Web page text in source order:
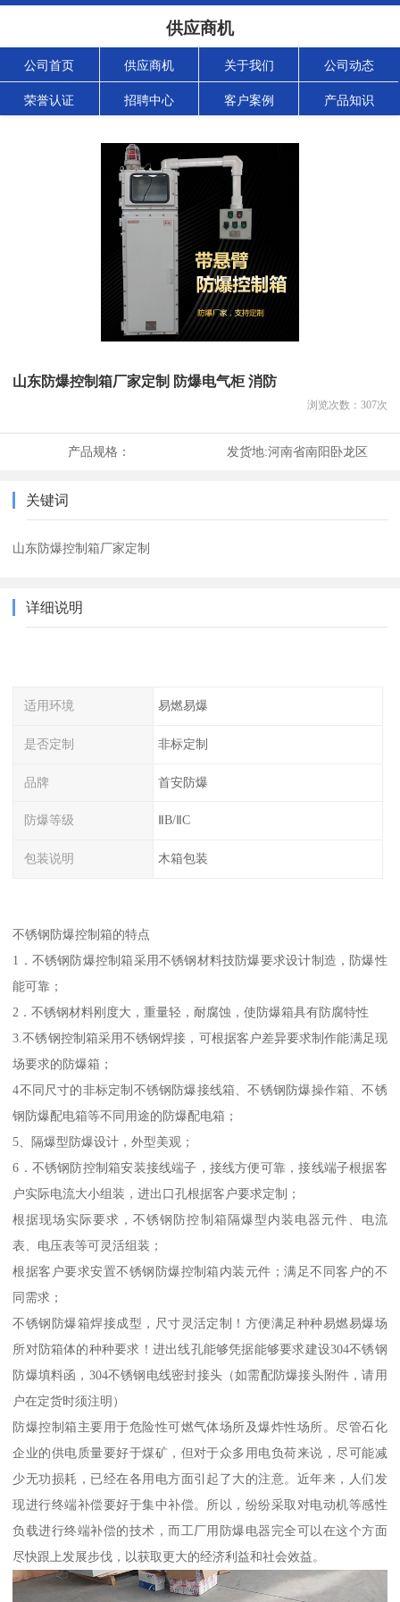
供应商机
公司首页 供应商机 关于我们 公司动态
荣誉认证 招聘中心 客户案例 产品知识
山东防爆控制箱厂家定制 防爆电气柜 消防
浏览次数： 307次
产品规格： 发货地:河南省南阳卧龙区
关键词
山东防爆控制箱厂家定制
详细说明
适用环境 易燃易爆
是否定制 非标定制
品牌 首安防爆
防爆等级 ⅡB/ⅡC
包装说明 木箱包装
不锈钢防爆控制箱的特点
1．不锈钢防爆控制箱采用不锈钢材料技防爆要求设计制造，防爆性
能可靠；
2．不锈钢材料刚度大，重量轻，耐腐蚀，使防爆箱具有防腐特性
3.不锈钢控制箱采用不锈钢焊接，可根据客户差异要求制作能满足现
场要求的防爆箱；
4不同尺寸的非标定制不锈钢防爆接线箱、不锈钢防爆操作箱、不锈
钢防爆配电箱等不同用途的防爆配电箱；
5、隔爆型防爆设计，外型美观；
6．不锈钢防控制箱安装接线端子，接线方便可靠，接线端子根据客
户实际电流大小组装，进出口孔根据客户要求定制；
根据现场实际要求，不锈钢防控制箱隔爆型内装电器元件、电流
表、电压表等可灵活组装；
根据客户要求安置不锈钢防爆控制箱内装元件；满足不同客户的不
同需求；
不锈钢防爆箱焊接成型，尺寸灵活定制！方便满足种种易燃易爆场
所对防箱体的种种要求！进出线孔能够凭据能够要求建设304不锈钢
防爆填料函，304不锈钢电线密封接头（如需配防爆接头附件，请用
户在定货时须注明）
防爆控制箱主要用于危险性可燃气体场所及爆炸性场所。尽管石化
企业的供电质量要好于煤矿，但对于众多用电负荷来说，尽可能减
少无功损耗，已经在各用电方面引起了大的注意。近年来，人们发
现进行终端补偿要好于集中补偿。所以，纷纷采取对电动机等感性
负载进行终端补偿的技术，而工厂用防爆电器完全可以在这个方面
尽快跟上发展步伐，以获取更大的经济利益和社会效益。